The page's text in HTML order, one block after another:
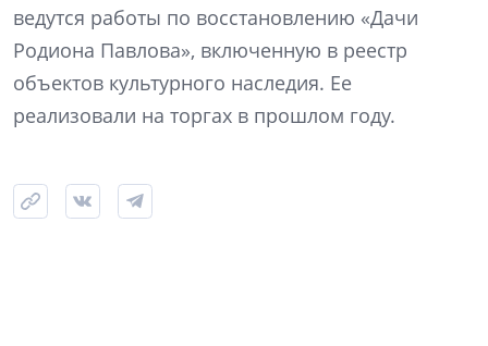
ведутся работы по восстановлению «Дачи
Родиона Павлова», включенную в реестр
объектов культурного наследия. Ее
реализовали на торгах в прошлом году.